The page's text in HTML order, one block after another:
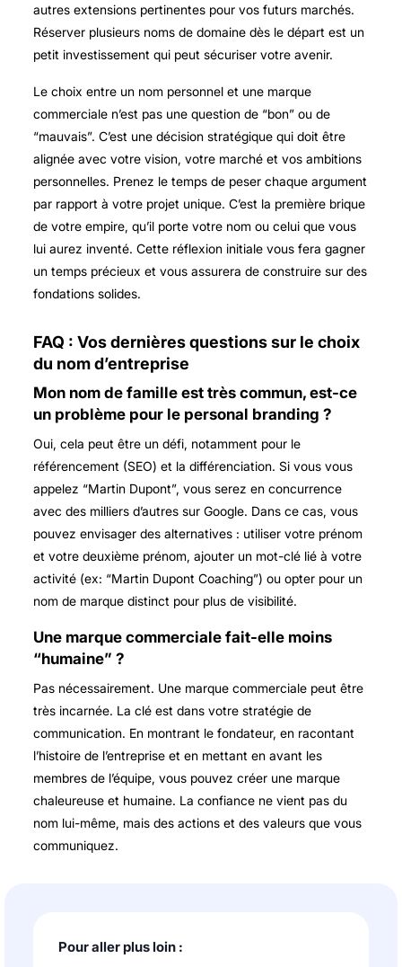
autres extensions pertinentes pour vos futurs marchés.
Réserver plusieurs noms de domaine dès le départ est un
petit investissement qui peut sécuriser votre avenir.
Le choix entre un nom personnel et une marque
commerciale n’est pas une question de “bon” ou de
“mauvais”. C’est une décision stratégique qui doit être
alignée avec votre vision, votre marché et vos ambitions
personnelles. Prenez le temps de peser chaque argument
par rapport à votre projet unique. C’est la première brique
de votre empire, qu’il porte votre nom ou celui que vous
lui aurez inventé. Cette réflexion initiale vous fera gagner
un temps précieux et vous assurera de construire sur des
fondations solides.
FAQ : Vos dernières questions sur le choix
du nom d’entreprise
Mon nom de famille est très commun, est-ce
un problème pour le personal branding ?
Oui, cela peut être un défi, notamment pour le
référencement (SEO) et la différenciation. Si vous vous
appelez “Martin Dupont”, vous serez en concurrence
avec des milliers d’autres sur Google. Dans ce cas, vous
pouvez envisager des alternatives : utiliser votre prénom
et votre deuxième prénom, ajouter un mot-clé lié à votre
activité (ex: “Martin Dupont Coaching”) ou opter pour un
nom de marque distinct pour plus de visibilité.
Une marque commerciale fait-elle moins
“humaine” ?
Pas nécessairement. Une marque commerciale peut être
très incarnée. La clé est dans votre stratégie de
communication. En montrant le fondateur, en racontant
l’histoire de l’entreprise et en mettant en avant les
membres de l’équipe, vous pouvez créer une marque
chaleureuse et humaine. La confiance ne vient pas du
nom lui-même, mais des actions et des valeurs que vous
communiquez.
Pour aller plus loin :